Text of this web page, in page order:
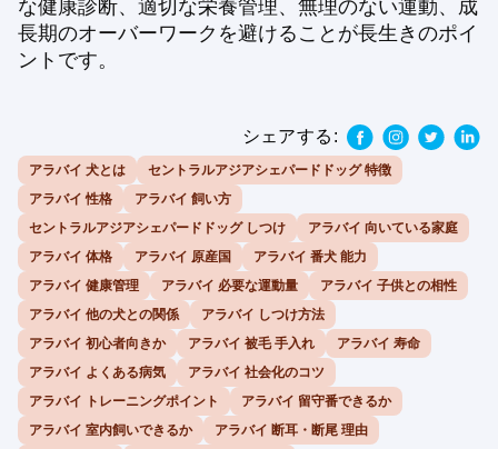
な健康診断、適切な栄養管理、無理のない運動、成
長期のオーバーワークを避けることが長生きのポイ
ントです。
シェアする:
アラバイ 犬とは
セントラルアジアシェパードドッグ 特徴
アラバイ 性格
アラバイ 飼い方
セントラルアジアシェパードドッグ しつけ
アラバイ 向いている家庭
アラバイ 体格
アラバイ 原産国
アラバイ 番犬 能力
アラバイ 健康管理
アラバイ 必要な運動量
アラバイ 子供との相性
アラバイ 他の犬との関係
アラバイ しつけ方法
アラバイ 初心者向きか
アラバイ 被毛 手入れ
アラバイ 寿命
アラバイ よくある病気
アラバイ 社会化のコツ
アラバイ トレーニングポイント
アラバイ 留守番できるか
アラバイ 室内飼いできるか
アラバイ 断耳・断尾 理由